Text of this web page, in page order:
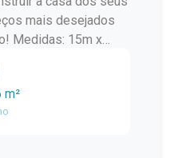
mais desejados
Excelente
para quem busca
de vida Invista
m²